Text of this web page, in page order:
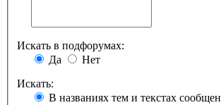
Искать в подфорумах:
Да
Нет
Искать:
В названиях тем и текстах